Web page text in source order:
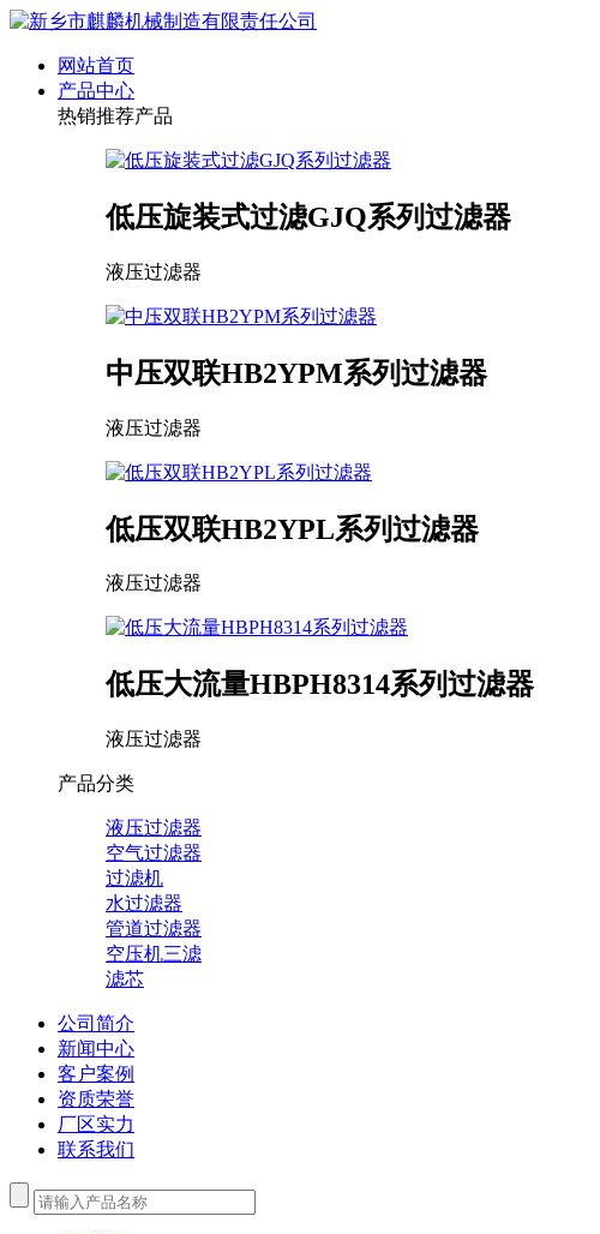
网站首页
产品中心
热销推荐产品
低压旋装式过滤GJQ系列过滤器
液压过滤器
中压双联HB2YPM系列过滤器
液压过滤器
低压双联HB2YPL系列过滤器
液压过滤器
低压大流量HBPH8314系列过滤器
液压过滤器
产品分类
液压过滤器
空气过滤器
过滤机
水过滤器
管道过滤器
空压机三滤
滤芯
公司简介
新闻中心
客户案例
资质荣誉
厂区实力
联系我们